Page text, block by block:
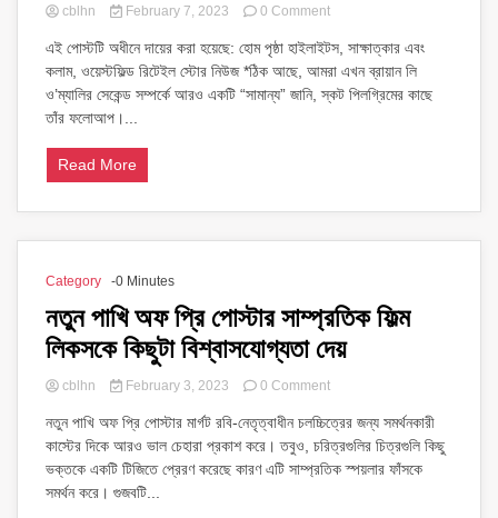
cblhn February 7, 2023 0 Commenton
সম্পর্কে
বব
এর
এই পোস্টটি অধীনে দায়ের করা হয়েছে: হোম পৃষ্ঠা হাইলাইটস, সাক্ষাত্কার এবং
কলাম, ওয়েস্টফিল্ড রিটেইল স্টোর নিউজ *ঠিক আছে, আমরা এখন ব্রায়ান লি
ও’ম্যালির সেকেন্ড সম্পর্কে আরও একটি “সামান্য” জানি, স্কট পিলগ্রিমের কাছে
তাঁর ফলোআপ।...
Read More
Category -0 Minutes
নতুন পাখি অফ প্রি পোস্টার সাম্প্রতিক ফিল্ম
লিকসকে কিছুটা বিশ্বাসযোগ্যতা দেয়
cblhn February 3, 2023 0 Commenton
পাখি
অফ
প্রি
নতুন পাখি অফ প্রি পোস্টার মার্গট রবি-নেতৃত্বাধীন চলচ্চিত্রের জন্য সমর্থনকারী
কাস্টের দিকে আরও ভাল চেহারা প্রকাশ করে। তবুও, চরিত্রগুলির চিত্রগুলি কিছু
ভক্তকে একটি টিজিতে প্রেরণ করেছে কারণ এটি সাম্প্রতিক স্পয়লার ফাঁসকে
সমর্থন করে। গুজবটি...